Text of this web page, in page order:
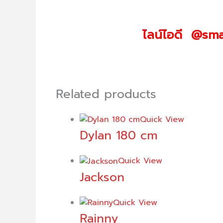
ไลน์ไอดี
Related products
Quick View
Dylan 180 cm
Quick View
Jackson
Quick View
Rainny